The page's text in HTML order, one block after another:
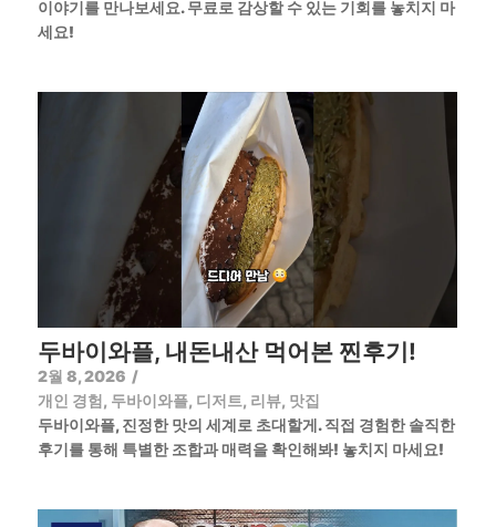
이야기를 만나보세요. 무료로 감상할 수 있는 기회를 놓치지 마
세요!
두바이와플, 내돈내산 먹어본 찐후기!
2월 8, 2026 /
개인 경험, 두바이와플, 디저트, 리뷰, 맛집
두바이와플, 진정한 맛의 세계로 초대할게. 직접 경험한 솔직한
후기를 통해 특별한 조합과 매력을 확인해봐! 놓치지 마세요!